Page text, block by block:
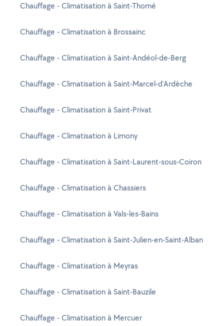
Chauffage - Climatisation à Saint-Thomé
Chauffage - Climatisation à Brossainc
Chauffage - Climatisation à Saint-Andéol-de-Berg
Chauffage - Climatisation à Saint-Marcel-d'Ardèche
Chauffage - Climatisation à Saint-Privat
Chauffage - Climatisation à Limony
Chauffage - Climatisation à Saint-Laurent-sous-Coiron
Chauffage - Climatisation à Chassiers
Chauffage - Climatisation à Vals-les-Bains
Chauffage - Climatisation à Saint-Julien-en-Saint-Alban
Chauffage - Climatisation à Meyras
Chauffage - Climatisation à Saint-Bauzile
Chauffage - Climatisation à Mercuer